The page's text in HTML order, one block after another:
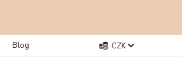
Blog CZK